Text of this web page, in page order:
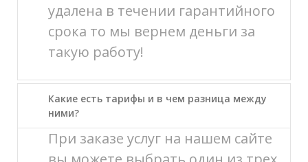
удалена в течении гарантийного
срока то мы вернем деньги за
такую работу!
Какие есть тарифы и в чем разница между
ними?
При заказе услуг на нашем сайте